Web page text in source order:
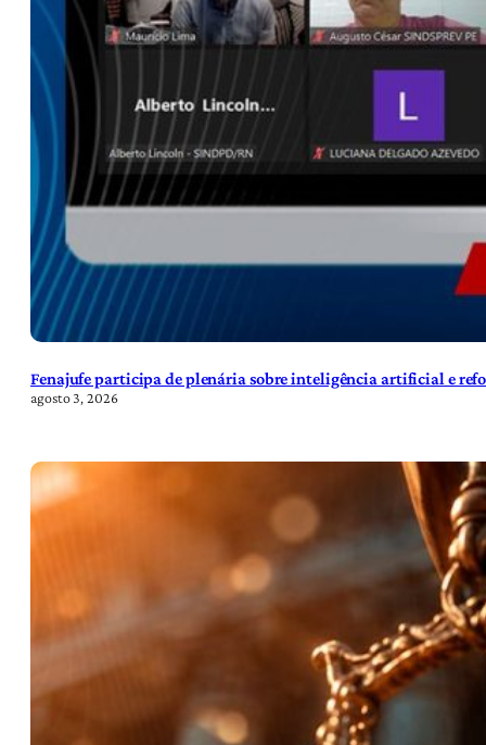
Fenajufe participa de plenária sobre inteligência artificial e
agosto 3, 2026